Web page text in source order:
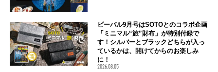
ビーパル9月号はSOTOとのコラボ企画
「ミニマル“旅”財布」が特別付録で
す！シルバーとブラックどちらが入っ
ているかは、開けてからのお楽しみ
に！
2026.08.05